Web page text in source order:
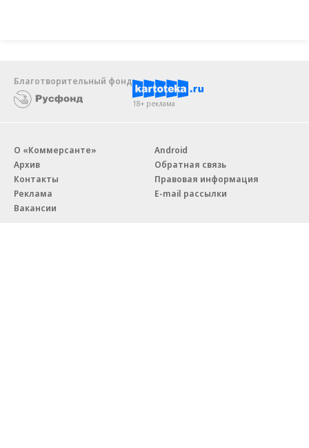
Благотворительный фонд
18+ реклама
О «Коммерсанте»
Архив
Контакты
Реклама
Вакансии
Android
Обратная связь
Правовая информация
E-mail рассылки